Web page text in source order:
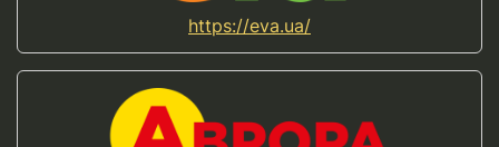
https://eva.ua/